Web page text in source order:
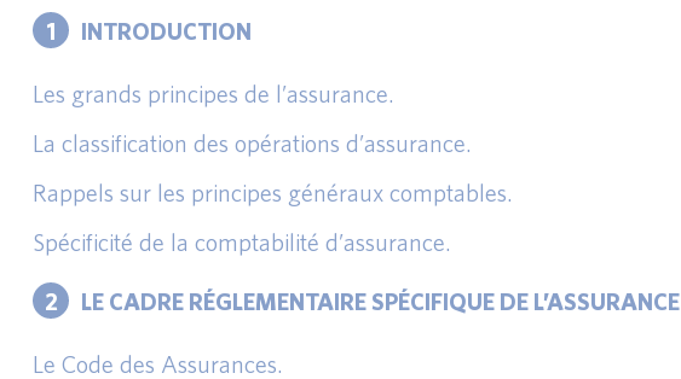
1 INTRODUCTION
Les grands principes de l’assurance.
La classification des opérations d’assurance.
Rappels sur les principes généraux comptables.
Spécificité de la comptabilité d’assurance.
2 LE CADRE RÉGLEMENTAIRE SPÉCIFIQUE DE L’ASSURANCE
Le Code des Assurances.